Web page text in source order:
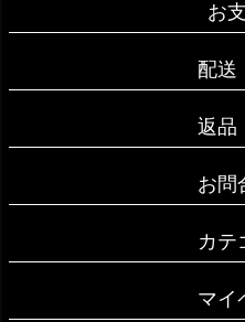
お
配送
返品
お問
カテ
マイ